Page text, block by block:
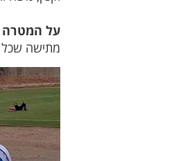
על המטרה
מתישה שכל